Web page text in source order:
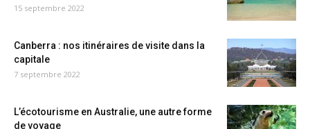
15 septembre 2022
Canberra : nos itinéraires de visite dans la
capitale
7 septembre 2022
L’écotourisme en Australie, une autre forme
de voyage